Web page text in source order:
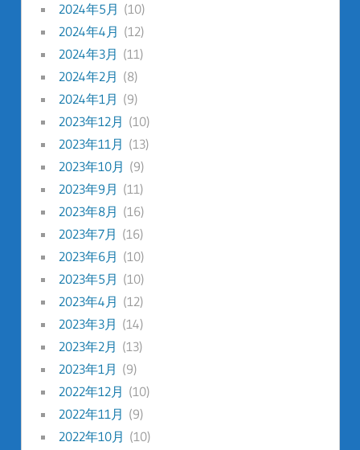
2024年5月 (10)
2024年4月 (12)
2024年3月 (11)
2024年2月 (8)
2024年1月 (9)
2023年12月 (10)
2023年11月 (13)
2023年10月 (9)
2023年9月 (11)
2023年8月 (16)
2023年7月 (16)
2023年6月 (10)
2023年5月 (10)
2023年4月 (12)
2023年3月 (14)
2023年2月 (13)
2023年1月 (9)
2022年12月 (10)
2022年11月 (9)
2022年10月 (10)